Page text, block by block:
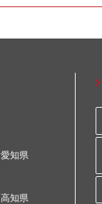
愛知県
高知県